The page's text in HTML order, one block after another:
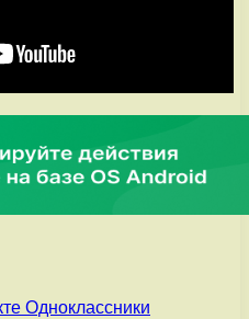
Одноклассники